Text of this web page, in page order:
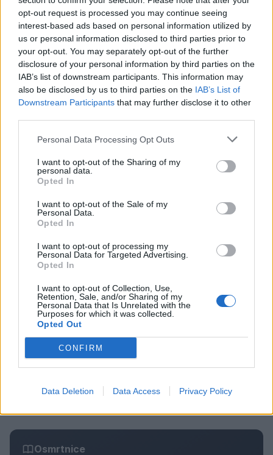
opt-out request is processed you may continue seeing
interest-based ads based on personal information utilized by
us or personal information disclosed to third parties prior to
your opt-out. You may separately opt-out of the further
disclosure of your personal information by third parties on the
IAB’s list of downstream participants. This information may
also be disclosed by us to third parties on the IAB’s List of
Downstream Participants that may further disclose it to other
Personal Data Processing Opt Outs
I want to opt-out of the Sharing of my
personal data.
Opted In
I want to opt-out of the Sale of my
Personal Data.
Opted In
I want to opt-out of processing my
Personal Data for Targeted Advertising.
Opted In
I want to opt-out of Collection, Use,
Retention, Sale, and/or Sharing of my
Personal Data that Is Unrelated with the
Purposes for which it was collected.
Opted Out
CONFIRM
Data Deletion Data Access Privacy Policy
Failed to fetch
Prihajajoči dogodki
AVG
10
Minute za šah z Nejcem
09:00
AVG
10
Aktivne poletne počitnice
10
Bralni čajanki
AVG
10
Vsi dogodki →
Najbolj brano
moškega udaril s steklenico in ga zabodel
(VIDEO) "Mislil sem, da je konec": Lastnik
velenjske picerije o padcu s padalom na
Hrvaškem
3
Dopustniška drama: Policija pričakala letalo s
Korošico po pristanku
4
Na Šaleški cesti v Velenju občanka poškodovala
tri vozila
Prijava pogrešanja razkrila tragedijo: V hiši našli
mrtvega 76-letnika
Osmrtnice